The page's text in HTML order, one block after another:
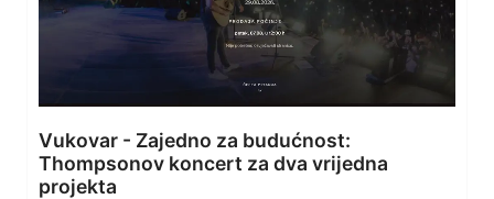
Vukovar - Zajedno za budućnost:
Thompsonov koncert za dva vrijedna
projekta